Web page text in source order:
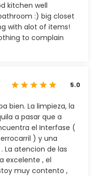
kitchen well
:) big closet
with alot of items!
to complain
5.0
bien. La limpieza, la
a pasar que a
el Interfase (
) y una
La atencion de las
excelente , el
muy contento ,